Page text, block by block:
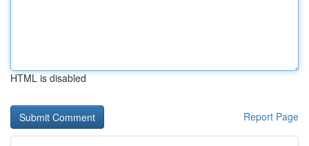
HTML is disabled
Report Page